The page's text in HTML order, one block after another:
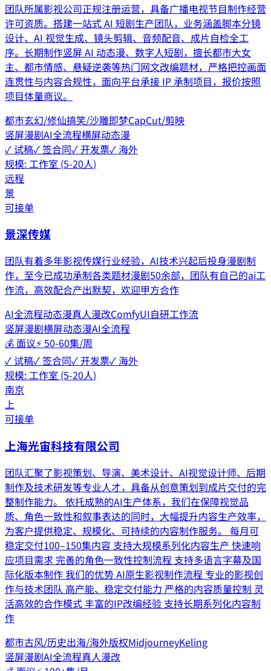
团队所属影视公司正规注册运营，具备广播电视节目制作经营
许可资质。搭建一站式 AI 短剧生产团队，业务涵盖脚本分镜
设计、AI 视觉生成、镜头剪辑、音频配音、成片自检全工
序。长期制作竖屏 AI 动态漫、数字人短剧，擅长都市大女
主、都市情感、悬疑逆袭等热门网文改编题材，严格把控画面
连贯性与内容合规性，面向平台承接 IP 承制项目，报价按照
项目体量商议。
都市玄幻/修仙搞笑/沙雕即梦CapCut/剪映
竖屏漫剧AI全流程横屏动态漫
✓ 试稿✓ 签合同✓ 开发票✓ 海外
规模: 工作室 (5-20人)
远程
景
可接单
景深传媒
团队有着多年影视传媒行业经验，AI技术兴起后投身漫剧制
作，至今已成功承制各类题材漫剧50余部，团队有自己的ai工
作流，高效配合产出默契，欢迎甲方合作
AI全流程动态漫真人漫改ComfyUI自研工作流
竖屏漫剧横屏动态漫AI全流程
💰 面议⚡50-60集/周
✓ 试稿✓ 签合同✓ 开发票✓ 海外
规模:工作室 (5-20人)
南京
上
可接单
上海光宙科技有限公司
团队汇聚了影视策划、导演、美术设计、AI视觉设计师、后期
制作及技术研发等专业人才，具备从创意策划到成片交付的完
整制作能力。 依托成熟的AI生产体系，我们在保障视觉品
质、角色一致性和叙事表达的同时，大幅提升内容生产效率，
为客户提供稳定、规模化、可持续的内容制作服务。 每月可
稳定交付100–150集内容 支持大规模系列化内容生产 快速响
应项目需求 完善的角色一致性控制流程 支持多语言字幕及国
际化版本制作 我们的优势 AI原生影视制作流程 专业的影视创
作与技术团队 高产能、稳定交付能力 严格的内容质量控制 灵
活高效的合作模式 丰富的IP改编经验 支持长期系列化内容制
作
都市古风/历史出海/海外版权MidjourneyKeling
竖屏漫剧AI全流程真人漫改